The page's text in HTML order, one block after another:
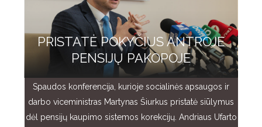
PRISTATĖ POKYČIUS ANTROJE
PENSIJŲ PAKOPOJE
Spaudos konferencija, kurioje socialinės apsaugos ir
darbo viceministras Martynas Šiurkus pristatė siūlymus
dėl pensijų kaupimo sistemos korekcijų. Andriaus Ufarto